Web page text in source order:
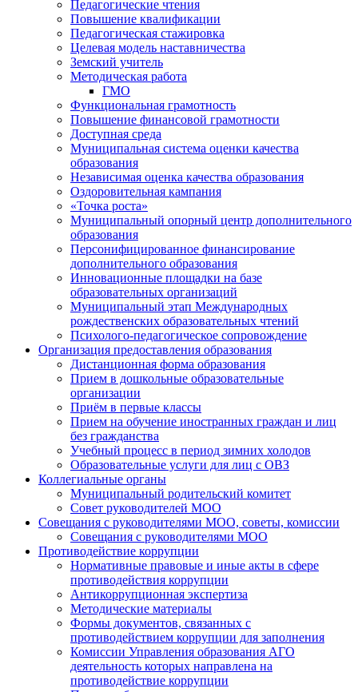
Педагогические чтения
Повышение квалификации
Педагогическая стажировка
Целевая модель наставничества
Земский учитель
Методическая работа
ГМО
Функциональная грамотность
Повышение финансовой грамотности
Доступная среда
Муниципальная система оценки качества
образования
Независимая оценка качества образования
Оздоровительная кампания
«Точка роста»
Муниципальный опорный центр дополнительного
образования
Персонифицированное финансирование
дополнительного образования
Инновационные площадки на базе
образовательных организаций
Муниципальный этап Международных
рождественских образовательных чтений
Психолого-педагогическое сопровождение
Организация предоставления образования
Дистанционная форма образования
Прием в дошкольные образовательные
организации
Приём в первые классы
Прием на обучение иностранных граждан и лиц
без гражданства
Учебный процесс в период зимних холодов
Образовательные услуги для лиц с ОВЗ
Коллегиальные органы
Муниципальный родительский комитет
Совет руководителей МОО
Совещания с руководителями МОО, советы, комиссии
Совещания с руководителями МОО
Противодействие коррупции
Нормативные правовые и иные акты в сфере
противодействия коррупции
Антикоррупционная экспертиза
Методические материалы
Формы документов, связанных с
противодействием коррупции для заполнения
Комиссии Управления образования АГО
деятельность которых направлена на
противодействие коррупции